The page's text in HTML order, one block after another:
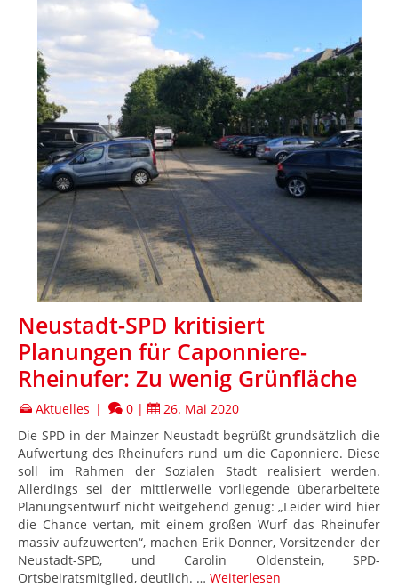
Neustadt-SPD kritisiert
Planungen für Caponniere-
Rheinufer: Zu wenig Grünfläche
Aktuelles | 0 |
26. Mai 2020
Die SPD in der Mainzer Neustadt begrüßt grundsätzlich die
Aufwertung des Rheinufers rund um die Caponniere. Diese
soll im Rahmen der Sozialen Stadt realisiert werden.
Allerdings sei der mittlerweile vorliegende überarbeitete
Planungsentwurf nicht weitgehend genug: „Leider wird hier
die Chance vertan, mit einem großen Wurf das Rheinufer
massiv aufzuwerten“, machen Erik Donner, Vorsitzender der
Neustadt-SPD, und Carolin Oldenstein, SPD-
Ortsbeiratsmitglied, deutlich. … Weiterlesen